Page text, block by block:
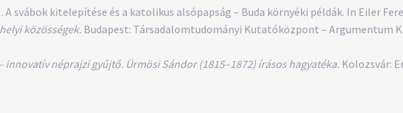
svábok kitelepítése és a katolikus alsópapság – Buda környéki példák. In Eiler
közösségek. Budapest: Társadalomtudományi Kutatóközpont – Argumentum
innovatív néprajzi gyűjtő. Ürmösi Sándor (1815–1872) írásos hagyatéka. Kolozsvár: